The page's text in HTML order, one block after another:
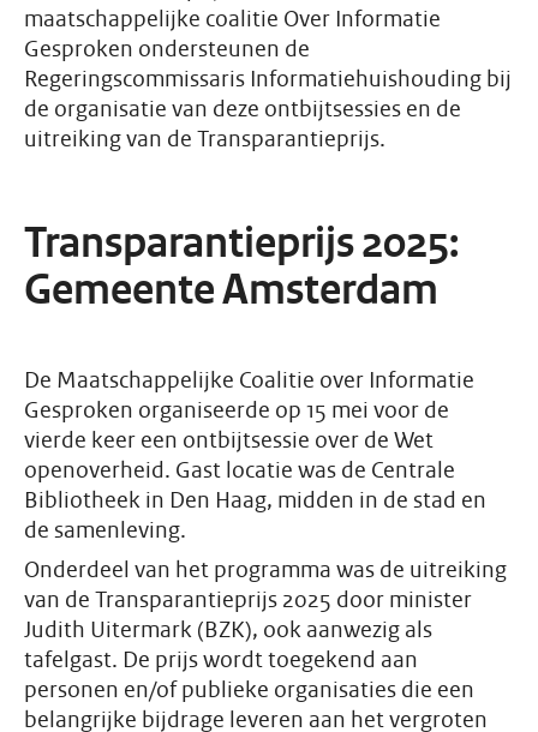
maatschappelijke coalitie Over Informatie
Gesproken ondersteunen de
Regeringscommissaris Informatiehuishouding bij
de organisatie van deze ontbijtsessies en de
uitreiking van de Transparantieprijs.
Transparantieprijs 2025:
Gemeente Amsterdam
De Maatschappelijke Coalitie over Informatie
Gesproken organiseerde op 15 mei voor de
vierde keer een ontbijtsessie over de Wet
openoverheid. Gast locatie was de Centrale
Bibliotheek in Den Haag, midden in de stad en
de samenleving.
Onderdeel van het programma was de uitreiking
van de Transparantieprijs 2025 door minister
Judith Uitermark (BZK), ook aanwezig als
tafelgast. De prijs wordt toegekend aan
personen en/of publieke organisaties die een
belangrijke bijdrage leveren aan het vergroten